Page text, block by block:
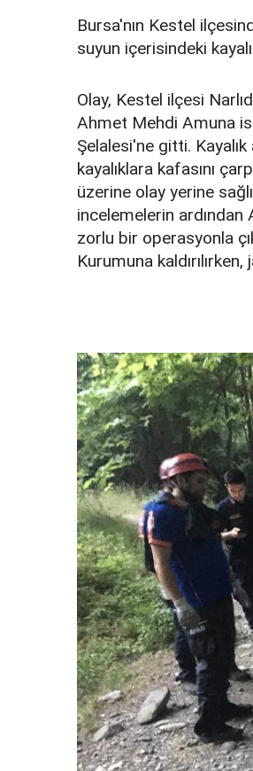
Bursa'nın Kestel
suyun içerisindeki
Olay, Kestel ilçesi
Ahmet Mehdi Amuna
Şelalesi'ne gitti.
kayalıklara kafasını
üzerine olay yerine
incelemelerin ardından
zorlu bir operasyonla
Kurumuna